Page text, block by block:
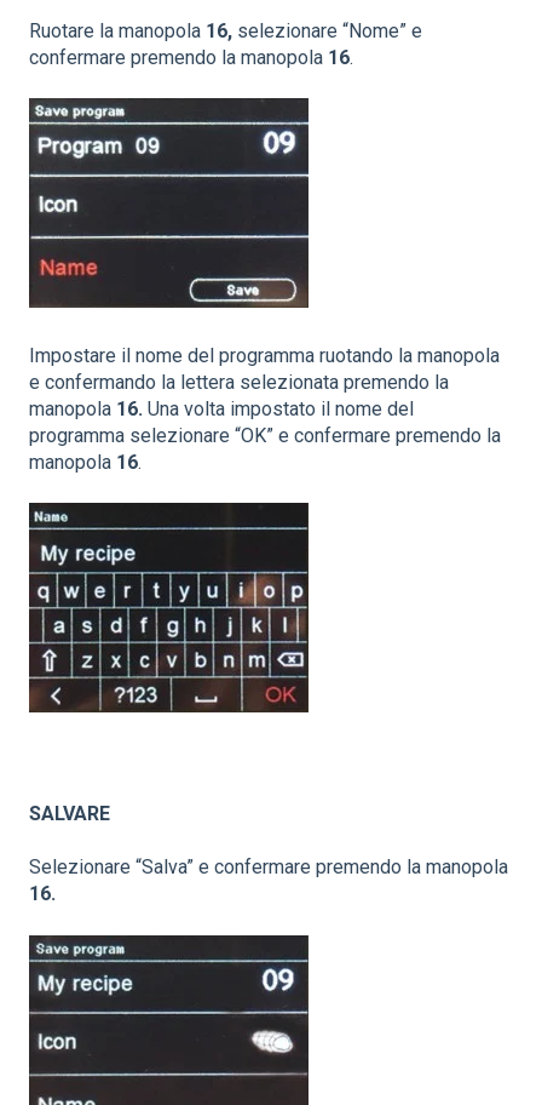
Ruotare la manopola 16, selezionare “Nome” e
confermare premendo la manopola 16.
Impostare il nome del programma ruotando la manopola
e confermando la lettera selezionata premendo la
manopola 16. Una volta impostato il nome del
programma selezionare “OK” e confermare premendo la
manopola 16.
SALVARE
Selezionare “Salva” e confermare premendo la manopola
16.